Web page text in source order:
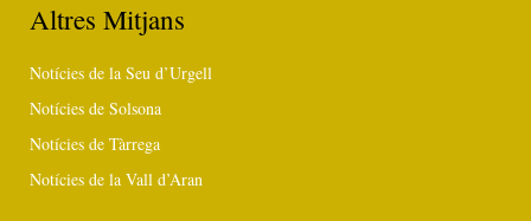
Altres Mitjans
Notícies de la Seu d’Urgell
Notícies de Solsona
Notícies de Tàrrega
Notícies de la Vall d’Aran